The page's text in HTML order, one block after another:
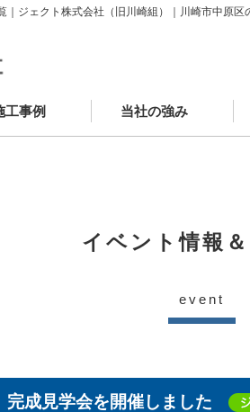
｜ジェクト株式会社（旧川崎組）｜川崎市中原
工事例
工事例
ーアル施工事例
当社の強み
イベント情報
event
成見学会を開催しました